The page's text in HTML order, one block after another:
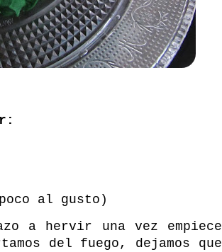
al gusto)
a hervir una vez empiece
del fuego, dejamos que